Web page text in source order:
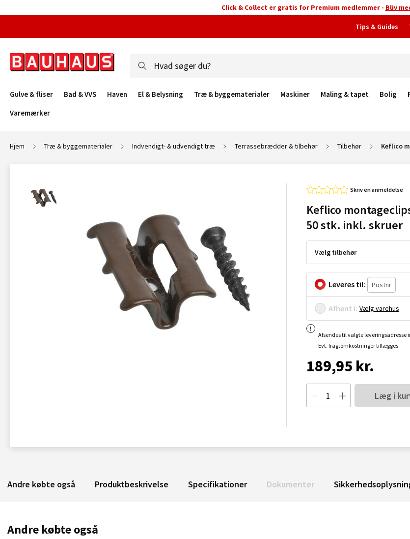
Click & Collect er gratis for Premium medlemmer - Bliv
Tips & Guides
Gulve & fliser Bad & VVS Haven El & Belysning Træ & byggematerialer Maskiner Maling & tapet Bolig
Varemærker
Hjem Træ & byggematerialer Indvendigt- & udvendigt træ Terrassebrædder & tilbehør Tilbehør Keflico
Skriv en anmeldelse
Keflico
50 stk. inkl. skruer
Vælg tilbehør
Leveres til:
Afhent i: Vælg varehus
Afsendes til valgte leveringsadresse
Evt. fragtomkostninger tillægges
189,95 kr.
Læg i
Andre købte også Produktbeskrivelse Specifikationer Dokumenter
Andre købte også